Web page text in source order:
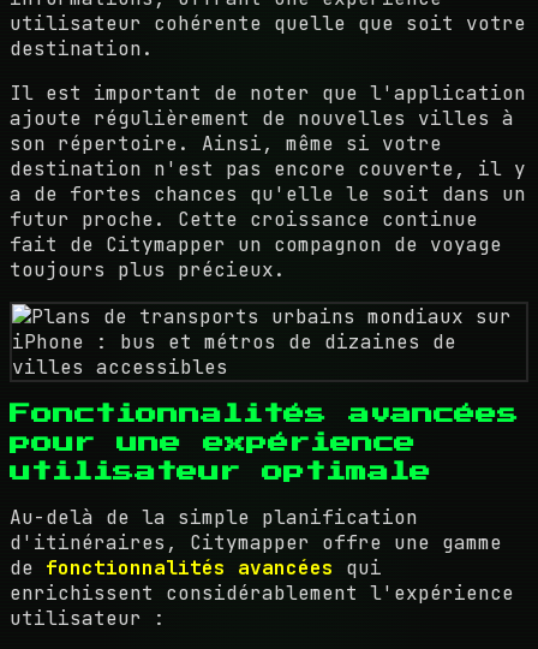
utilisateur cohérente quelle que soit votre
destination.
Il est important de noter que l'application
ajoute régulièrement de nouvelles villes à
son répertoire. Ainsi, même si votre
destination n'est pas encore couverte, il y
a de fortes chances qu'elle le soit dans un
futur proche. Cette croissance continue
fait de Citymapper un compagnon de voyage
toujours plus précieux.
Fonctionnalités avancées
pour une expérience
utilisateur optimale
Au-delà de la simple planification
d'itinéraires, Citymapper offre une gamme
de fonctionnalités avancées qui
enrichissent considérablement l'expérience
utilisateur :